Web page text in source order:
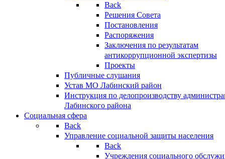
Back
Решения Совета
Постановления
Распоряжения
Заключения по результатам
антикоррупционной экспертизы
Проекты
Публичные слушания
Устав МО Лабинский район
Инструкция по делопроизводству
Лабинского района
Социальная сфера
Back
Управление социальной защиты населения
Back
Учреждения социального